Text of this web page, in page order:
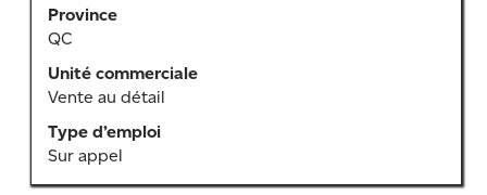
Province
QC
Unité commerciale
Vente au détail
Type d’emploi
Sur appel
contenu
des
sur
l’emploi.